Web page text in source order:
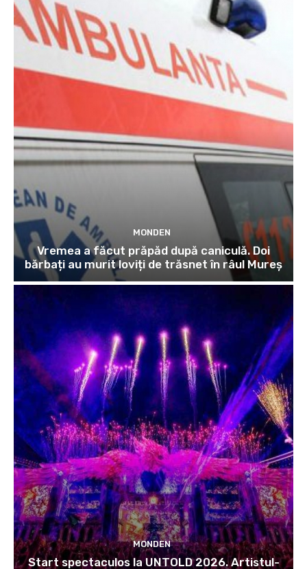
MONDEN
Vremea a făcut prăpăd după caniculă. Doi
bărbați au murit loviți de trăsnet în râul Mureș
MONDEN
Start spectaculos la UNTOLD 2026. Artistul-